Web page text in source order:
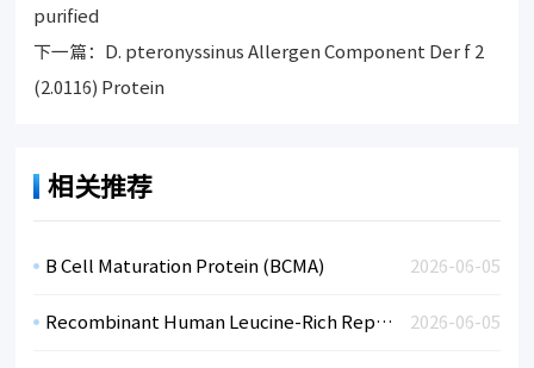
purified
下一篇：
D. pteronyssinus Allergen Component Der f 2
(2.0116) Protein
相关推荐
2026-06-05
B Cell Maturation Protein (BCMA)
2026-06-05
Recombinant Human Leucine-Rich Repeat-Containing Protein 15 (LRRC15)